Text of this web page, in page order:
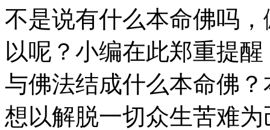
不是说有什么本命佛吗
以呢？小编在此郑重提
与佛法结成什么本命佛
想以解脱一切众生苦难